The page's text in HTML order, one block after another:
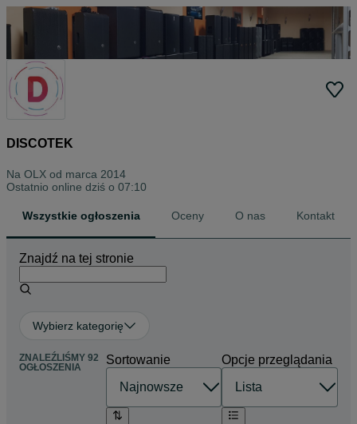
DISCOTEK
Na OLX od marca 2014
Ostatnio online dziś o 07:10
Wszystkie ogłoszenia Oceny O nas Kontakt
Znajdź na tej stronie
Wybierz kategorię
ZNALEŹLIŚMY 92
OGŁOSZENIA
Sortowanie Opcje przeglądania